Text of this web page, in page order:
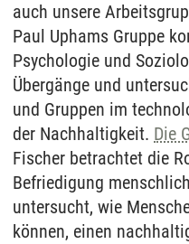
auch unsere
Paul Uphams Gruppe
Psychologie und
Übergänge und
und Gruppen im
der Nachhaltigkeit. Die
Fischer betrachtet die
Befriedigung
untersucht, wie
können, einen